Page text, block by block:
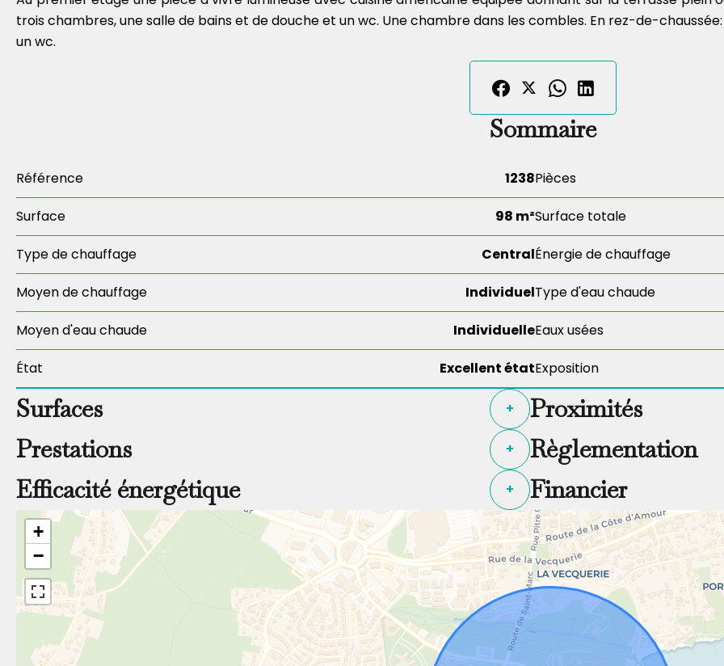
trois chambres, une salle de bains et de douche et un wc. Une chambre dans les combles. En rez-de-
un wc.
Sommaire
Référence 1238Pièces
Surface 98 m²Surface totale
Type de chauffage CentralÉnergie de chauffage
Moyen de chauffage IndividuelType d'eau chaude
Moyen d'eau chaude IndividuelleEaux usées
État Excellent étatExposition
Surfaces +
Proximités
Prestations
+
Règlementation
Efficacité énergétique
+ Financier
+
−